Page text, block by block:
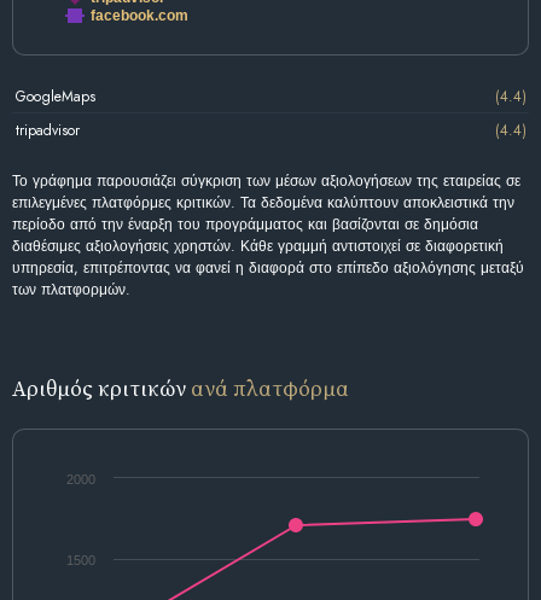
facebook.com
GoogleMaps
(4.4)
tripadvisor
(4.4)
Το γράφημα παρουσιάζει σύγκριση των μέσων αξιολογήσεων της εταιρείας σε
επιλεγμένες πλατφόρμες κριτικών. Τα δεδομένα καλύπτουν αποκλειστικά την
περίοδο από την έναρξη του προγράμματος και βασίζονται σε δημόσια
διαθέσιμες αξιολογήσεις χρηστών. Κάθε γραμμή αντιστοιχεί σε διαφορετική
υπηρεσία, επιτρέποντας να φανεί η διαφορά στο επίπεδο αξιολόγησης μεταξύ
των πλατφορμών.
Αριθμός κριτικών ανά πλατφόρμα
1500
2000